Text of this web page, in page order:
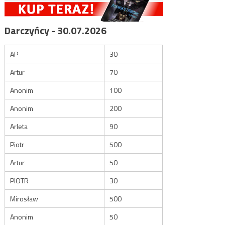
Darczyńcy - 30.07.2026
AP
30
Artur
70
Anonim
100
Anonim
200
Arleta
90
Piotr
500
Artur
50
PIOTR
30
Mirosław
500
Anonim
50